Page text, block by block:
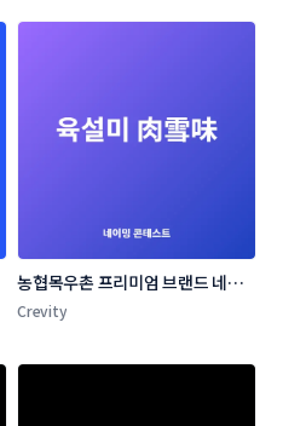
농협목우촌 프리미엄 브랜드 네이
밍 공모
Crevity